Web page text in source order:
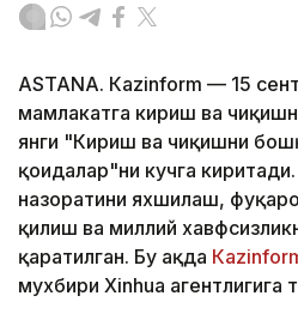
ASTANА. Кazinform — 15
мамлакатга кириш ва
янги "Кириш ва чиқишни
қоидалар"ни кучга
назоратини яхшилаш,
қилиш ва миллий
қаратилган. Бу ҳақда
мухбири Xinhua агентлигига